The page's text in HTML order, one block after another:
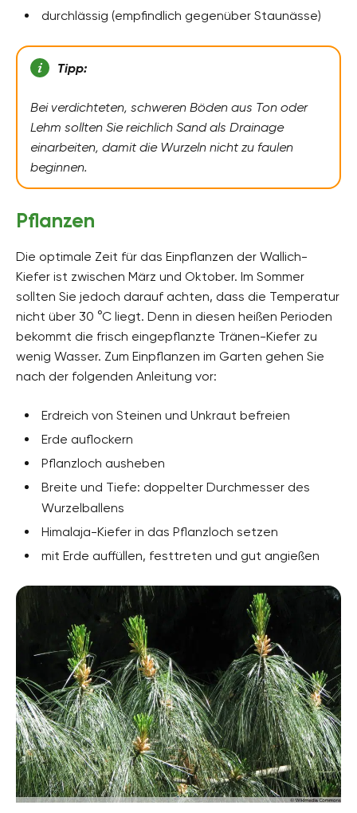
durchlässig (empfindlich gegenüber Staunässe)
Tipp:
Bei verdichteten, schweren Böden aus Ton oder
Lehm sollten Sie reichlich Sand als Drainage
einarbeiten, damit die Wurzeln nicht zu faulen
beginnen.
Pflanzen
Die optimale Zeit für das Einpflanzen der Wallich-
Kiefer ist zwischen März und Oktober. Im Sommer
sollten Sie jedoch darauf achten, dass die Temperatur
nicht über 30 °C liegt. Denn in diesen heißen Perioden
bekommt die frisch eingepflanzte Tränen-Kiefer zu
wenig Wasser. Zum Einpflanzen im Garten gehen Sie
nach der folgenden Anleitung vor:
Erdreich von Steinen und Unkraut befreien
Erde auflockern
Pflanzloch ausheben
Breite und Tiefe: doppelter Durchmesser des
Wurzelballens
Himalaja-Kiefer in das Pflanzloch setzen
mit Erde auffüllen, festtreten und gut angießen